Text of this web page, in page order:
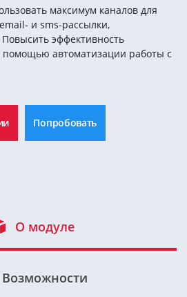
Пароль
Запомнить меня на этом
максимум каналов для
и sms-рассылки,
эффективность
автоматизации работы с
Попробовать
О модуле
Возможности